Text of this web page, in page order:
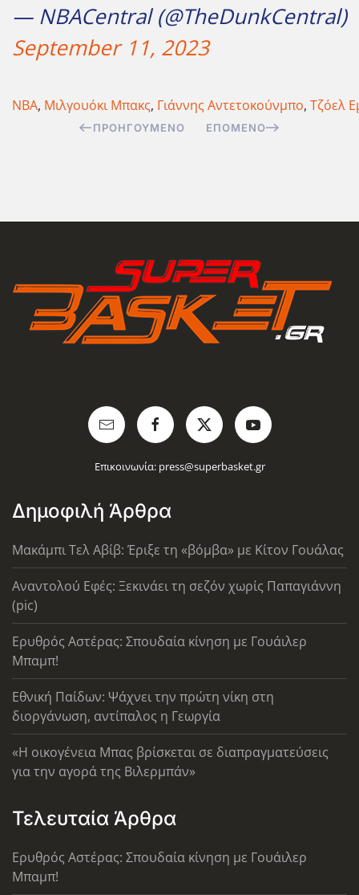
— NBACentral (@TheDunkCentral)
September 11, 2023
ΝΒΑ, Μιλγουόκι Μπακς, Γιάννης Αντετοκούνμπο, Τζόελ
ΠΡΟΗΓΟΎΜΕΝΟ ΕΠΌΜΕΝΟ
Επικοινωνία: press@superbasket.gr
Δημοφιλή Άρθρα
Μακάμπι Τελ Αβίβ: Έριξε τη «βόμβα» με Κίτον Γουάλας
Αναντολού Εφές: Ξεκινάει τη σεζόν χωρίς Παπαγιάννη
(pic)
Ερυθρός Αστέρας: Σπουδαία κίνηση με Γουάιλερ
Μπαμπ!
Εθνική Παίδων: Ψάχνει την πρώτη νίκη στη
διοργάνωση, αντίπαλος η Γεωργία
«Η οικογένεια Μπας βρίσκεται σε διαπραγματεύσεις
για την αγορά της Βιλερμπάν»
Τελευταία Άρθρα
Ερυθρός Αστέρας: Σπουδαία κίνηση με Γουάιλερ
Μπαμπ!